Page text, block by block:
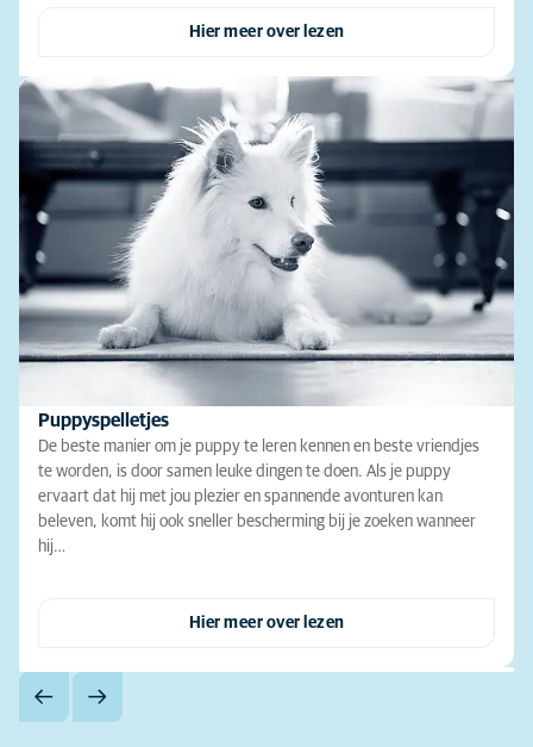
Hier meer over lezen
Puppyspelletjes
De beste manier om je puppy te leren kennen en beste vriendjes
te worden, is door samen leuke dingen te doen. Als je puppy
ervaart dat hij met jou plezier en spannende avonturen kan
beleven, komt hij ook sneller bescherming bij je zoeken wanneer
hij…
Hier meer over lezen